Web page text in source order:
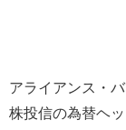
アライアンス・
株投信の為替ヘ